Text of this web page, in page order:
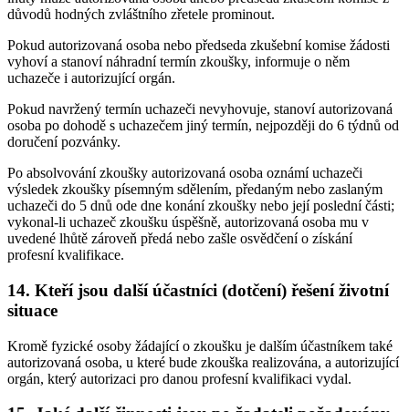
důvodů hodných zvláštního zřetele prominout.
Pokud autorizovaná osoba nebo předseda zkušební komise žádosti
vyhoví a stanoví náhradní termín zkoušky, informuje o něm
uchazeče i autorizující orgán.
Pokud navržený termín uchazeči nevyhovuje, stanoví autorizovaná
osoba po dohodě s uchazečem jiný termín, nejpozději do 6 týdnů od
doručení pozvánky.
Po absolvování zkoušky autorizovaná osoba oznámí uchazeči
výsledek zkoušky písemným sdělením, předaným nebo zaslaným
uchazeči do 5 dnů ode dne konání zkoušky nebo její poslední části;
vykonal-li uchazeč zkoušku úspěšně, autorizovaná osoba mu v
uvedené lhůtě zároveň předá nebo zašle osvědčení o získání
profesní kvalifikace.
14. Kteří jsou další účastníci (dotčení) řešení životní
situace
Kromě fyzické osoby žádající o zkoušku je dalším účastníkem také
autorizovaná osoba, u které bude zkouška realizována, a autorizující
orgán, který autorizaci pro danou profesní kvalifikaci vydal.